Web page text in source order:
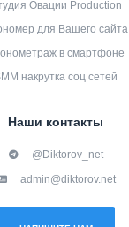
Овации Production
для Вашего сайта
в смартфоне
накрутка соц сетей
Наши контакты
@Diktorov_net
admin@diktorov.net